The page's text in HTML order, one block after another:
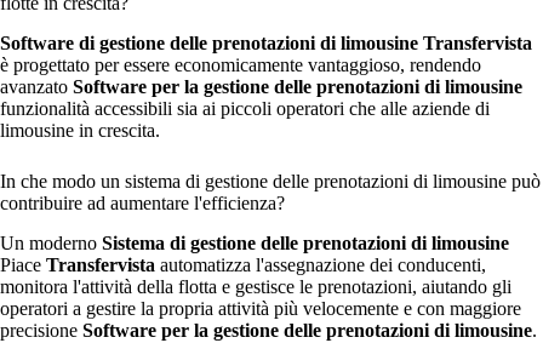
Software di gestione delle prenotazioni di limousine Transfervista
è progettato per essere economicamente vantaggioso, rendendo
avanzato Software per la gestione delle prenotazioni di limousine
funzionalità accessibili sia ai piccoli operatori che alle aziende di
limousine in crescita.
In che modo un sistema di gestione delle prenotazioni di limousine può
contribuire ad aumentare l'efficienza?
Un moderno Sistema di gestione delle prenotazioni di limousine
Piace Transfervista automatizza l'assegnazione dei conducenti,
monitora l'attività della flotta e gestisce le prenotazioni, aiutando gli
operatori a gestire la propria attività più velocemente e con maggiore
precisione Software per la gestione delle prenotazioni di limousine.